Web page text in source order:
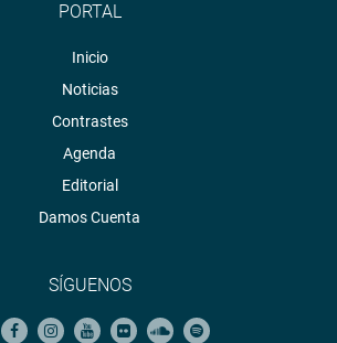
PORTAL
Inicio
Noticias
Contrastes
Agenda
Editorial
Damos Cuenta
SÍGUENOS